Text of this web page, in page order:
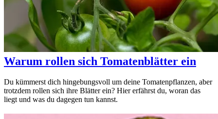
Warum rollen sich Tomatenblätter ein
Du kümmerst dich hingebungsvoll um deine Tomatenpflanzen, aber
trotzdem rollen sich ihre Blätter ein? Hier erfährst du, woran das
liegt und was du dagegen tun kannst.